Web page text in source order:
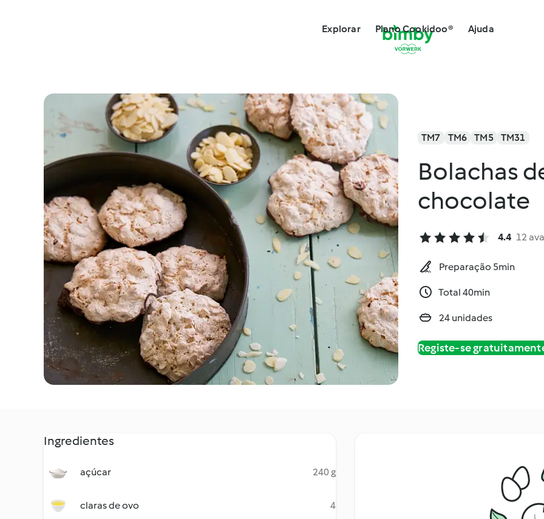
Explorar Plano Cookidoo® Ajuda
TM7 TM6 TM5 TM31
Bolachas
chocolate
4.4 12
Preparação 5min
Total 40min
24 unidades
Registe-se
Ingredientes
açúcar 240 g
claras de ovo 4